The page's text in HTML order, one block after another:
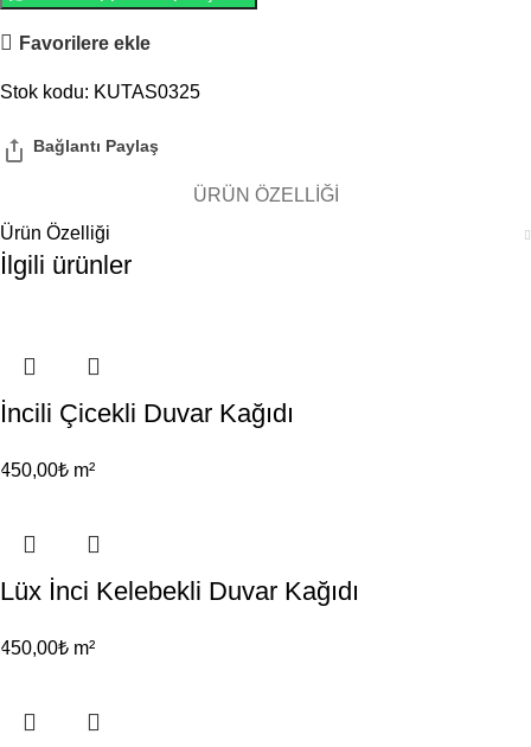
Favorilere ekle
Stok kodu: KUTAS0325
ÜRÜN ÖZELLIĞI
Ürün Özelliği
İlgili ürünler
İncili Çicekli Duvar Kağıdı
450,00₺ m²
Lüx İnci Kelebekli Duvar Kağıdı
450,00₺ m²